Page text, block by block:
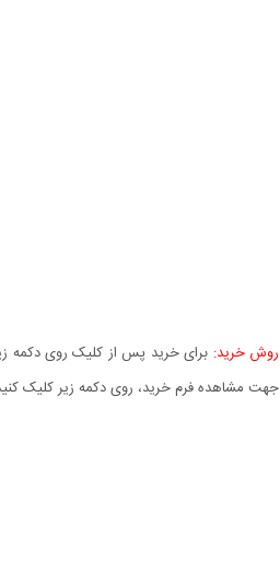
روش خرید: برای خرید پس از کلیک روی دکمه
جهت مشاهده فرم خرید، روی دکمه زیر کلیک